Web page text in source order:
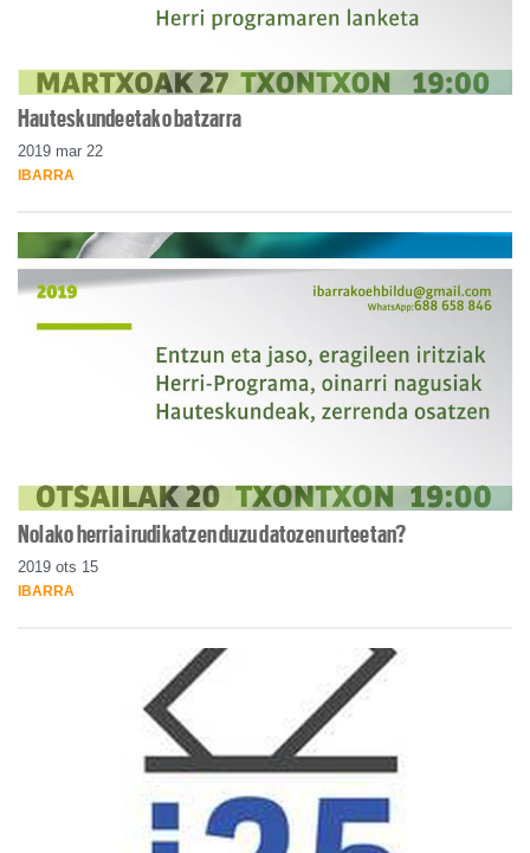
Hauteskundeetako batzarra
2019 mar 22
IBARRA
Nolako herria irudikatzen duzu datozen urteetan?
2019 ots 15
IBARRA